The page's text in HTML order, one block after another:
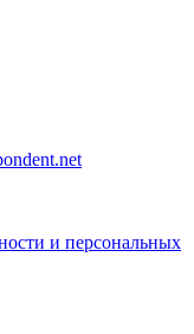
и персональных